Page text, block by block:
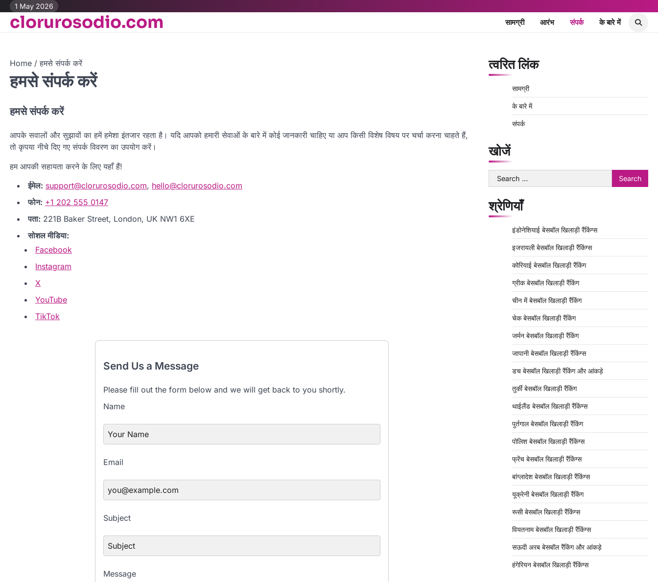
Skip
content
1 May 2026
clorurosodio.com सामग्री आरंभ संपर्क के बारे में
Home हमसे संपर्क करें
हमसे संपर्क करें
हमसे संपर्क करें
आपके सवालों और सुझावों का हमें हमेशा इंतजार रहता है। यदि आपको हमारी सेवाओं के बारे में कोई जानकारी चाहिए या आप किसी विशेष विषय पर चर्चा करना चाहते हैं,
तो कृपया नीचे दिए गए संपर्क विवरण का उपयोग करें।
हम आपकी सहायता करने के लिए यहाँ हैं!
ईमेल: support@clorurosodio.com, hello@clorurosodio.com
फोन: +1 202 555 0147
पता: 221B Baker Street, London, UK NW1 6XE
सोशल मीडिया:
Facebook
Instagram
X
YouTube
TikTok
Send Us a Message
Please fill out the form below and we will get back to you shortly.
Name
Email
Subject
Message
त्वरित लिंक
सामग्री
के बारे में
संपर्क
खोजें
Search
for:
श्रेणियाँ
इंडोनेशियाई बेसबॉल खिलाड़ी रैंकिंग्स
इजरायली बेसबॉल खिलाड़ी रैंकिंग्स
कोरियाई बेसबॉल खिलाड़ी रैंकिंग
ग्रीक बेसबॉल खिलाड़ी रैंकिंग
चीन में बेसबॉल खिलाड़ी रैंकिंग
चेक बेसबॉल खिलाड़ी रैंकिंग
जर्मन बेसबॉल खिलाड़ी रैंकिंग
जापानी बेसबॉल खिलाड़ी रैंकिंग्स
डच बेसबॉल खिलाड़ी रैंकिंग और आंकड़े
तुर्की बेसबॉल खिलाड़ी रैंकिंग
थाईलैंड बेसबॉल खिलाड़ी रैंकिंग्स
पुर्तगाल बेसबॉल खिलाड़ी रैंकिंग
पोलिश बेसबॉल खिलाड़ी रैंकिंग्स
फ्रेंच बेसबॉल खिलाड़ी रैंकिंग्स
बांग्लादेश बेसबॉल खिलाड़ी रैंकिंग्स
यूक्रेनी बेसबॉल खिलाड़ी रैंकिंग
रूसी बेसबॉल खिलाड़ी रैंकिंग्स
वियतनाम बेसबॉल खिलाड़ी रैंकिंग्स
सऊदी अरब बेसबॉल रैंकिंग और आंकड़े
हंगेरियन बेसबॉल खिलाड़ी रैंकिंग्स